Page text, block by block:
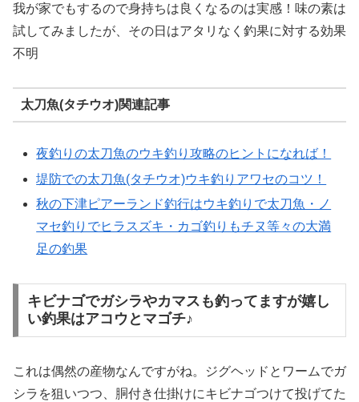
我が家でもするので身持ちは良くなるのは実感！味の素は
試してみましたが、その日はアタリなく釣果に対する効果
不明
太刀魚(タチウオ)関連記事
夜釣りの太刀魚のウキ釣り攻略のヒントになれば！
堤防での太刀魚(タチウオ)ウキ釣りアワセのコツ！
秋の下津ピアーランド釣行はウキ釣りで太刀魚・ノ
マセ釣りでヒラスズキ・カゴ釣りもチヌ等々の大満
足の釣果
キビナゴでガシラやカマスも釣ってますが嬉し
い釣果はアコウとマゴチ♪
これは偶然の産物なんですがね。ジグヘッドとワームでガ
シラを狙いつつ、胴付き仕掛けにキビナゴつけて投げてた